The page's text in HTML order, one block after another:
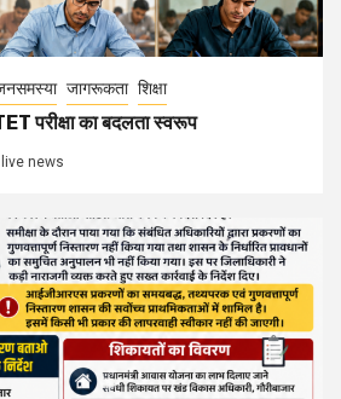
जागरूकता शिक्षा
परीक्षा का बदलता स्वरूप
live news